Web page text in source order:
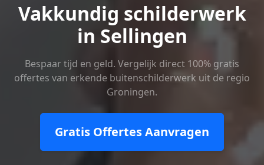
Vakkundig schilderwerk
in Sellingen
Bespaar tijd en geld. Vergelijk direct 100% gratis
offertes van erkende buitenschilderwerk uit de regio
Groningen.
Gratis Offertes Aanvragen